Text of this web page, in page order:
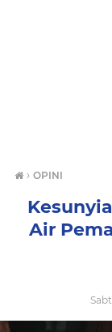
› OPINI
Air